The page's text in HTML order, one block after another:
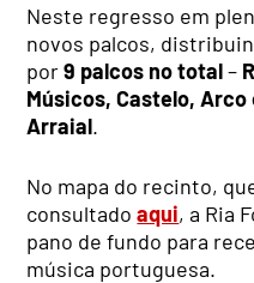
Neste regresso em
novos palcos,
por9 palcos no total–
Músicos, Castelo,
Arraial.
No mapa do recinto,
consultadoaqui, a Ria
pano de fundo para
música portuguesa.